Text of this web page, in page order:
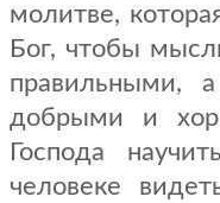
молитве,
Бог, чтобы
правильными,
добрыми и
Господа
человеке